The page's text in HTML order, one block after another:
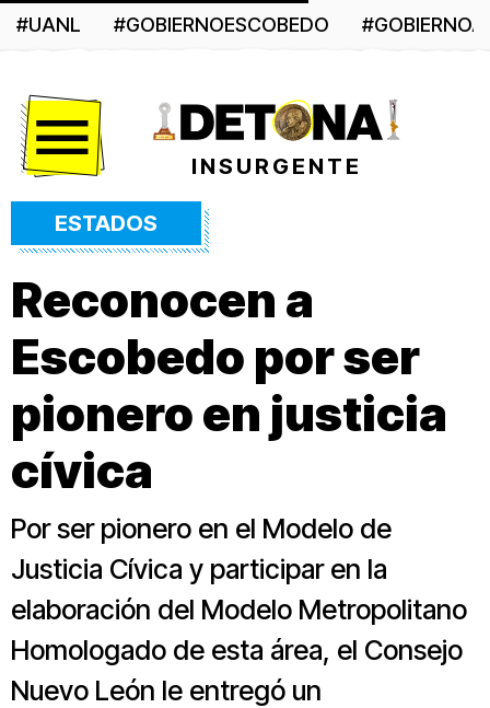
#UANL #GOBIERNOESCOBEDO
INSURGENTE
ESTADOS
Reconocen a
Escobedo por ser
pionero en justicia
cívica
Por ser pionero en el Modelo de
Justicia Cívica y participar en la
elaboración del Modelo Metropolitano
Homologado de esta área, el Consejo
Nuevo León le entregó un